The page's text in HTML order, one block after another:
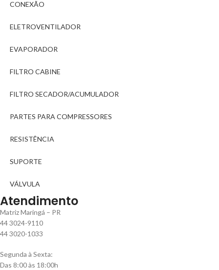
CONEXÃO
ELETROVENTILADOR
EVAPORADOR
FILTRO CABINE
FILTRO SECADOR/ACUMULADOR
PARTES PARA COMPRESSORES
RESISTÊNCIA
SUPORTE
VÁLVULA
Atendimento
Matriz Maringá – PR
44 3024-9110
44 3020-1033
Segunda à Sexta:
Das 8:00 às 18:00h